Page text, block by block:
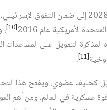
تهدف مذكرة التفاهم 2019 – 2028
الأمريكية عام 2016
[10]
هذه المذكرة التمويل على
[11]
.
كحليف عضوي، ويفتح هذا
عسكرية في العالم، ومن أهم